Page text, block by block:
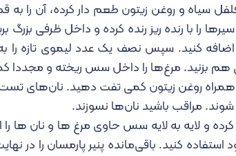
فلفل سیاه و روغن زیتون طعم دار کرده، آن
اضافه کنید. سپس نصف یک عدد لیموی تازه را
هم بزنید. مرغ‌ها را داخل سس ریخته و مجددا
همراه روغن زیتون کمی تفت دهید. نان‌های
مراقب باشید نان‌ها نسوزند.
و لایه به لایه سس حاوی مرغ ها و نان ها
کنید. باقی‌مانده پنیر پارمسان را در